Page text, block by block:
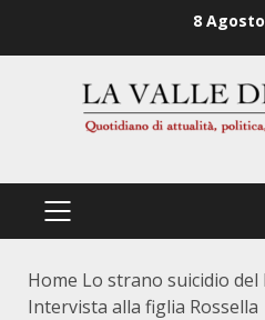
8
PRIMÄRES
Home Lo strano suicidio
Intervista alla figlia Rossella